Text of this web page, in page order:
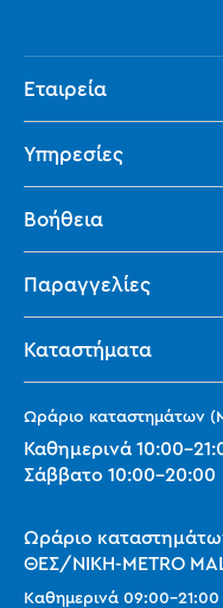
Εταιρεία
Υπηρεσίες
Βοήθεια
Παραγγελίες
Καταστήματα
Ωράριο καταστημάτων
Καθημερινά 10:00-
Σάββατο 10:00-20:00
Ωράριο
ΘΕΣ/ΝΙΚΗ-METRO
Καθημερινά 09:00-21:00